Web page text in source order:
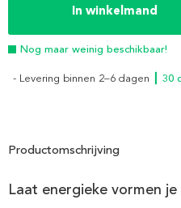
In winkelmand
Nog maar weinig beschikbaar!
- Levering binnen 2–6 dagen ┃
Productomschrijving
Laat energieke vormen